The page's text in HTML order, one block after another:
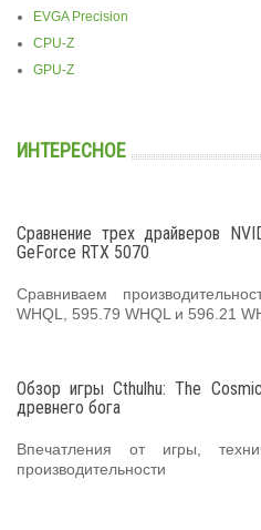
EVGA Precision
CPU-Z
GPU-Z
ИНТЕРЕСНОЕ
Сравнение трех драйверов
GeForce RTX 5070
Сравниваем
WHQL, 595.79 WHQL и 596.21
Обзор игры Cthulhu: The
древнего бога
Впечатления от игры,
производительности